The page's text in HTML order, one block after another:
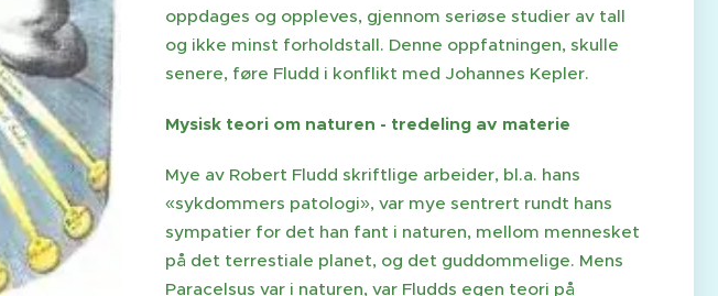
oppdages og oppleves, gjennom seriøse studier av tall
og ikke minst forholdstall. Denne oppfatningen, skulle
senere, føre Fludd i konflikt med Johannes Kepler.
Mysisk teori om naturen - tredeling av materie
Mye av Robert Fludd skriftlige arbeider, bl.a. hans
«sykdommers patologi», var mye sentrert rundt hans
sympatier for det han fant i naturen, mellom mennesket
på det terrestiale planet, og det guddommelige. Mens
Paracelsus var i naturen, var Fludds egen teori på